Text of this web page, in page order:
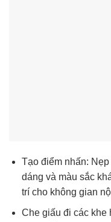
Tạo điểm nhấn:
dáng và màu sắc
trí cho không gian
Che giấu đi các